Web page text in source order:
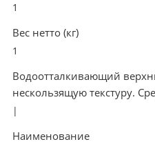
1
Вес нетто (кг)
1
Водоотталкивающий
нескользящую текстуру.
|
Наименование